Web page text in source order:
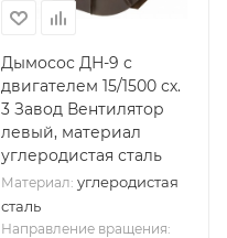
Дымосос ДН-9 с
двигателем 15/1500 сх.
3 Завод Вентилятор
левый, материал
углеродистая сталь
Материал: углеродистая
сталь
Направление вращения: